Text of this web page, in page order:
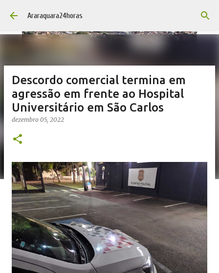
Pular para o conteúdo principal
Araraquara24horas
Descordo comercial termina em
agressão em frente ao Hospital
Universitário em São Carlos
dezembro 05, 2022